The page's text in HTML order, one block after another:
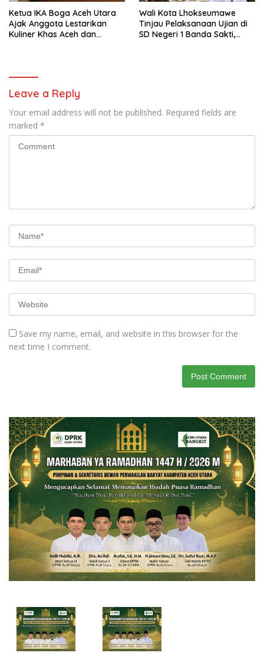
Ketua IKA Boga Aceh Utara
Ajak Anggota Lestarikan
Kuliner Khas Aceh dan
Wali Kota Lhokseumawe
Tinjau Pelaksanaan Ujian di
SD Negeri 1 Banda Sakti,
Leave a Reply
Your email address will not be published. Required fields are
marked *
Save my name, email, and website in this browser for the
next time I comment.